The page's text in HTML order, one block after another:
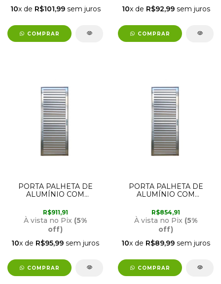
10x de R$101,99sem juros
COMPRAR
10x de R$92,99sem juros
COMPRAR
PORTA PALHETA DE
ALUMÍNIO COM
ESQUERDA 2,10M X
90CM BRILHANTE LUX
R$911,91
À vista no Pix (5%
off)
10x de R$95,99 sem juros
COMPRAR
PORTA PALHETA DE
ALUMÍNIO COM
ESQUERDA 2,10M X
70CM BRILHANTE LUX
R$854,91
À vista no Pix (5%
off)
10x de R$89,99 sem juros
COMPRAR